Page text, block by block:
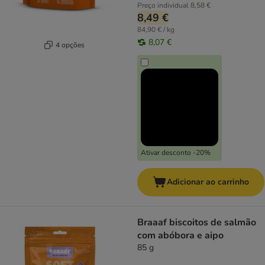
4 opções
Preço individual8,58 €
8,49 €
84,90 € / kg
8,07 €
Ativar desconto -20%
Adicionar ao carrinho
Braaaf biscoitos de salmão
com abóbora e aipo
85 g